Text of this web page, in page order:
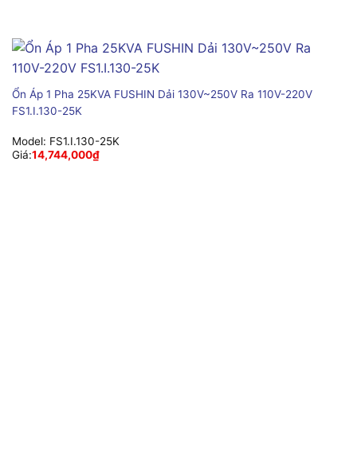
Ổn Áp 1 Pha 25KVA FUSHIN Dải 130V~250V Ra 110V-220V
FS1.I.130-25K
Model: FS1.I.130-25K
Giá:14,744,000₫